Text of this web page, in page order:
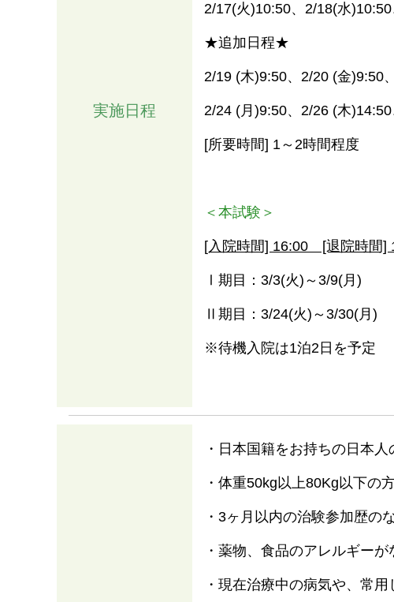
実施日程
2/17(火)10:50、2/18(水)10:50
★追加日程★
2/19 (木)9:50、2/20 (金)9:50
2/24 (月)9:50、2/26 (木
[所要時間] 1～2時間程度
＜本試験＞
[入院時間] 16:00 [退院時間]
Ⅰ期目：3/3(火)～3/9(月)
Ⅱ期目：3/24(火)～3/30(月)
※待機入院は1泊2日を予定
・日本国籍をお持ちの日本人
・体重50kg以上80Kg以下の
・3ヶ月以内の治験参加歴の
・薬物、食品のアレルギーが
・現在治療中の病気や、常